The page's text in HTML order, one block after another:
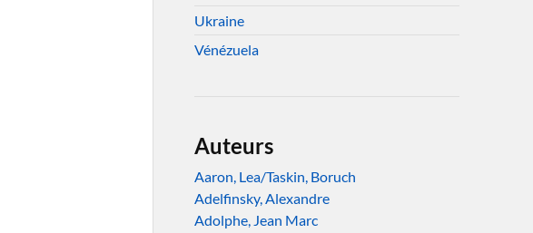
Ukraine
Vénézuela
Auteurs
Aaron, Lea/Taskin, Boruch
Adelfinsky, Alexandre
Adolphe, Jean Marc